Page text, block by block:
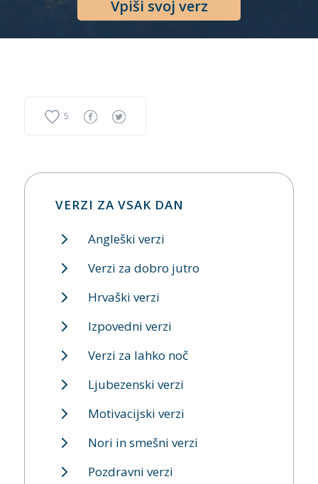
Vpiši svoj verz
5
VERZI ZA VSAK DAN
Angleški verzi
Verzi za dobro jutro
Hrvaški verzi
Izpovedni verzi
Verzi za lahko noč
Ljubezenski verzi
Motivacijski verzi
Nori in smešni verzi
Pozdravni verzi